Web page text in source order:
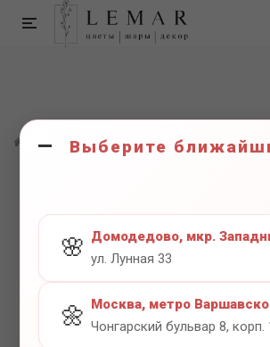
Выберите
🌸 Домодедово, мкр.
ул. Лунная 33
🌼
Москва, метро
Чонгарский бульвар 8, корп.
ШАРЫ Фигуры Фигура голова